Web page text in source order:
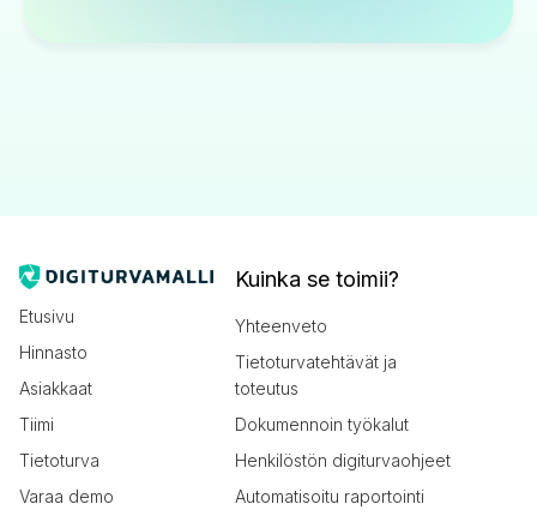
Etusivu
Hinnasto
Asiakkaat
Tiimi
Tietoturva
Varaa demo
Kuinka se toimii?
Yhteenveto
Tietoturvatehtävät ja
toteutus
Dokumennoin työkalut
Henkilöstön digiturvaohjeet
Automatisoitu raportointi